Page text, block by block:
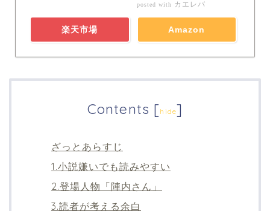
posted with カエレバ
楽天市場 Amazon
Contents [hide]
ざっとあらすじ
1.小説嫌いでも読みやすい
2.登場人物「陣内さん」
3.読者が考える余白